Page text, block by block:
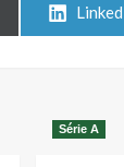
Share
Série A